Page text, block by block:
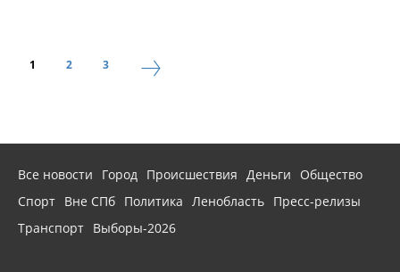
1 2 3
Все новости Город Происшествия Деньги
Общество
Спорт Вне СПб Политика Ленобласть Пресс-релизы
Транспорт Выборы-2026